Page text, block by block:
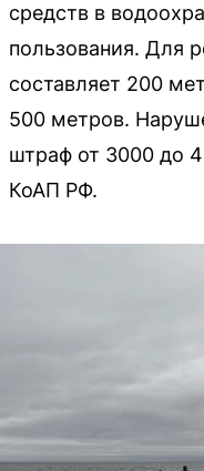
средств в
пользования. Для
составляет 200
500 метров.
штраф от 3000 до
КоАП РФ.